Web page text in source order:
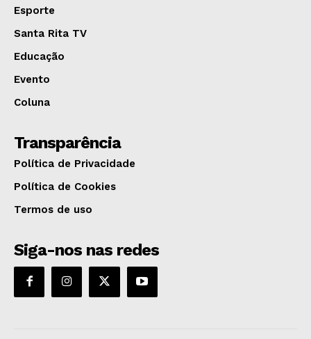
Esporte
Santa Rita TV
Educação
Evento
Coluna
Transparência
Política de Privacidade
Política de Cookies
Termos de uso
Siga-nos nas redes